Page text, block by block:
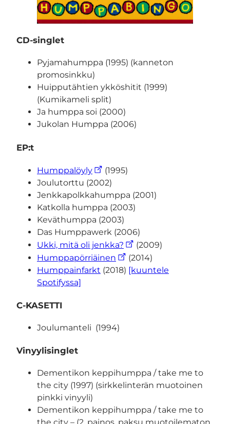
CD-singlet
Pyjamahumppa (1995) (kanneton
promosinkku)
Huipputähtien ykköshitit (1999)
(Kumikameli split)
Ja humppa soi (2000)
Jukolan Humppa (2006)
EP:t
Humppalöyly
(1995)
Joulutorttu (2002)
Jenkkapolkkahumppa (2001)
Katkolla humppa (2003)
Keväthumppa (2003)
Das Humppawerk (2006)
Ukki, mitä oli jenkka?
(2009)
Humppapörriäinen
(2014)
Humppainfarkt (2018) [kuuntele
Spotifyssa]
C-KASETTI
Joulumanteli (1994)
Vinyylisinglet
Dementikon keppihumppa / take me to
the city (1997) (sirkkelinterän muotoinen
pinkki vinyyli)
Dementikon keppihumppa / take me to